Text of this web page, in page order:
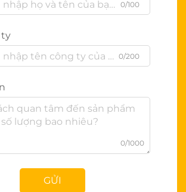
0/100
ty
0/200
0/1000
GỬI